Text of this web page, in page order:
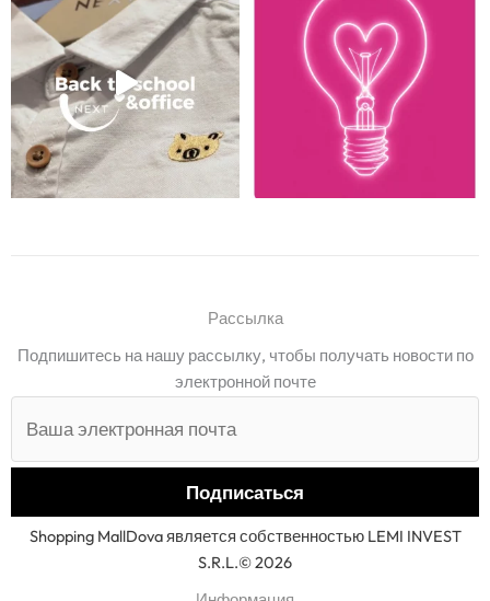
Рассылка
Подпишитесь на нашу рассылку, чтобы получать новости по
электронной почте
Shopping MallDova является собственностью LEMI INVEST
S.R.L.© 2026